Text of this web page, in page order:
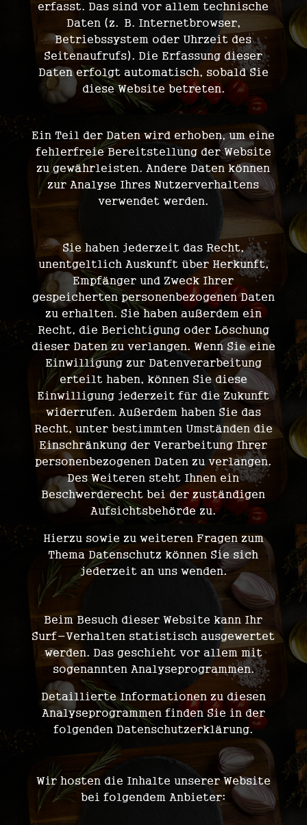
erfasst. Das sind vor allem technische
Daten (z. B. Internetbrowser,
Betriebssystem oder Uhrzeit des
Seitenaufrufs). Die Erfassung dieser
Daten erfolgt automatisch, sobald Sie
diese Website betreten.
WOFÜR NUTZEN WIR IHRE DATEN?
Ein Teil der Daten wird erhoben, um eine
fehlerfreie Bereitstellung der Website
zu gewährleisten. Andere Daten können
zur Analyse Ihres Nutzerverhaltens
verwendet werden.
Sie haben jederzeit das Recht,
unentgeltlich Auskunft über Herkunft,
Empfänger und Zweck Ihrer
gespeicherten personenbezogenen Daten
zu erhalten. Sie haben außerdem ein
Recht, die Berichtigung oder Löschung
dieser Daten zu verlangen. Wenn Sie eine
Einwilligung zur Datenverarbeitung
erteilt haben, können Sie diese
Einwilligung jederzeit für die Zukunft
widerrufen. Außerdem haben Sie das
Recht, unter bestimmten Umständen die
Einschränkung der Verarbeitung Ihrer
personenbezogenen Daten zu verlangen.
Des Weiteren steht Ihnen ein
Beschwerderecht bei der zuständigen
Aufsichtsbehörde zu.
Hierzu sowie zu weiteren Fragen zum
Thema Datenschutz können Sie sich
jederzeit an uns wenden.
Beim Besuch dieser Website kann Ihr
Surf-Verhalten statistisch ausgewertet
werden. Das geschieht vor allem mit
sogenannten Analyseprogrammen.
Detaillierte Informationen zu diesen
Analyseprogrammen finden Sie in der
folgenden Datenschutzerklärung.
Wir hosten die Inhalte unserer Website
bei folgendem Anbieter: